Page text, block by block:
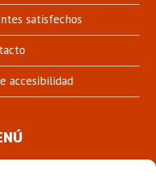
satisfechos
accesibilidad